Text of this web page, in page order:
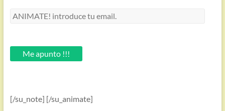
ANIMATE!
email.Me apunto !!!
[/su_note] [/su_animate]